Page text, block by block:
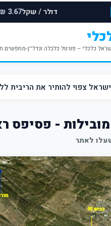
דולר / שקל3.67 ₪
צפוי להותיר את הריבית ללא שינוי ברמה של 4.5%
- פסיפס